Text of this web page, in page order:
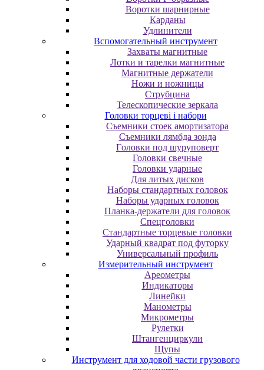
Воротки шарнирные
Карданы
Удлинители
Вспомогательный инструмент
Захваты магнитные
Лотки и тарелки магнитные
Магнитные держатели
Ножи и ножницы
Струбцина
Телескопические зеркала
Головки торцеві і набори
Cъeмники cтoeк aмopтизaтopa
Cъeмники лямбдa зoндa
Гoлoвки пoд шуpупoвepт
Головки свечные
Головки ударные
Для литых дисков
Наборы стандартных головок
Наборы ударных головок
Планка-держатели для головок
Спецголовки
Стандартные торцевые головки
Ударный квадрат под футорку
Универсальный профиль
Измерительный инструмент
Ареометры
Индикаторы
Линейки
Манометры
Микрометры
Рулетки
Штангенциркули
Щупы
Инструмент для ходовой части грузового